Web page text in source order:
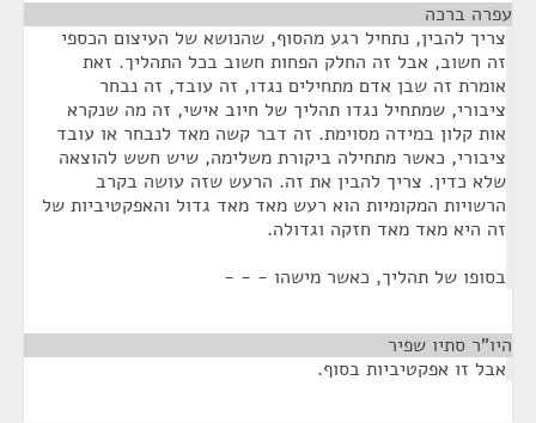
עפרה ברכה
צריך להבין, נתחיל רגע מהסוף, שהנושא של העיצום הכספי
זה חשוב, אבל זה החלק הפחות חשוב בכל התהליך. זאת
אומרת זה שבן אדם מתחילים נגדו, זה עובד, זה נבחר
ציבורי, שמתחיל נגדו תהליך של חיוב אישי, זה מה שנקרא
אות קלון במידה מסוימת. זה דבר קשה מאד לנבחר או עובד
ציבורי, כאשר מתחילה ביקורת משלימה, שיש חשש להוצאה
שלא כדין. צריך להבין את זה. הרעש שזה עושה בקרב
הרשויות המקומיות הוא רעש מאד מאד גדול והאפקטיביות של
זה היא מאד מאד חזקה וגדולה.
בסופו של תהליך, כאשר מישהו - - -
היו"ר סתיו שפיר
אבל זו אפקטיביות בסוף.